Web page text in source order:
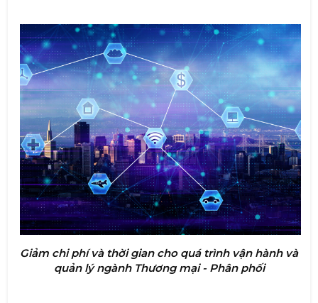
Giảm chi phí và thời gian cho quá trình vận hành và
quản lý ngành Thương mại - Phân phối